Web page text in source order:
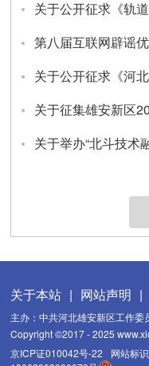
第八届互联网辟谣
关于本站 | 网站声明 |
主办：中共河北雄安新区工作
Copyright ©2017 - 2025
京ICP证010042号-22
网站标